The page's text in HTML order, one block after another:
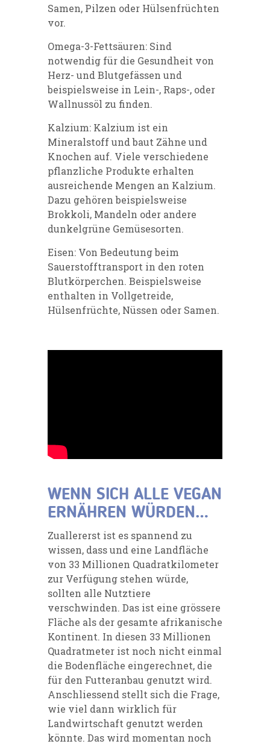
Samen, Pilzen oder Hülsenfrüchten
vor.
Omega-3-Fettsäuren: Sind
notwendig für die Gesundheit von
Herz- und Blutgefässen und
beispielsweise in Lein-, Raps-, oder
Wallnussöl zu finden.
Kalzium: Kalzium ist ein
Mineralstoff und baut Zähne und
Knochen auf. Viele verschiedene
pflanzliche Produkte erhalten
ausreichende Mengen an Kalzium.
Dazu gehören beispielsweise
Brokkoli, Mandeln oder andere
dunkelgrüne Gemüsesorten.
Eisen: Von Bedeutung beim
Sauerstofftransport in den roten
Blutkörperchen. Beispielsweise
enthalten in Vollgetreide,
Hülsenfrüchte, Nüssen oder Samen.
WENN SICH ALLE VEGAN
ERNÄHREN WÜRDEN…
Zuallererst ist es spannend zu
wissen, dass und eine Landfläche
von 33 Millionen Quadratkilometer
zur Verfügung stehen würde,
sollten alle Nutztiere
verschwinden. Das ist eine grössere
Fläche als der gesamte afrikanische
Kontinent. In diesen 33 Millionen
Quadratmeter ist noch nicht einmal
die Bodenfläche eingerechnet, die
für den Futteranbau genutzt wird.
Anschliessend stellt sich die Frage,
wie viel dann wirklich für
Landwirtschaft genutzt werden
könnte. Das wird momentan noch